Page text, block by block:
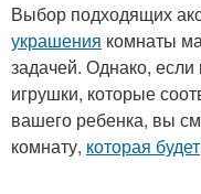
Выбор подходящих
украшения комнаты
задачей. Однако,
игрушки, которые
вашего ребенка, вы
комнату, которая будет